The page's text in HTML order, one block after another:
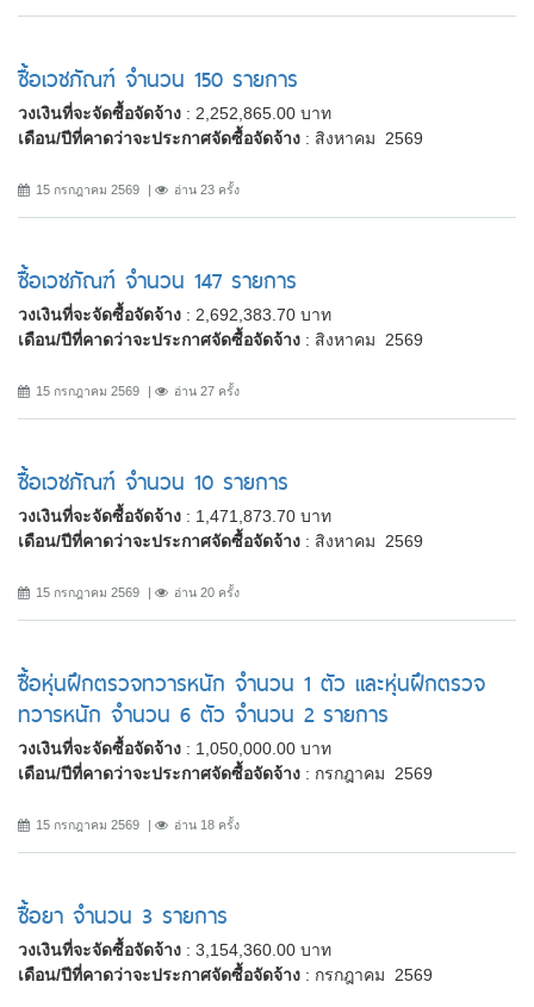
ซื้อเวชภัณฑ์ จำนวน 150 รายการ
วงเงินที่จะจัดซื้อจัดจ้าง : 2,252,865.00 บาท
เดือน/ปีที่คาดว่าจะประกาศจัดซื้อจัดจ้าง : สิงหาคม 2569
15 กรกฎาคม 2569 อ่าน 23 ครั้ง
ซื้อเวชภัณฑ์ จำนวน 147 รายการ
วงเงินที่จะจัดซื้อจัดจ้าง : 2,692,383.70 บาท
เดือน/ปีที่คาดว่าจะประกาศจัดซื้อจัดจ้าง : สิงหาคม 2569
15 กรกฎาคม 2569 อ่าน 27 ครั้ง
ซื้อเวชภัณฑ์ จำนวน 10 รายการ
วงเงินที่จะจัดซื้อจัดจ้าง : 1,471,873.70 บาท
เดือน/ปีที่คาดว่าจะประกาศจัดซื้อจัดจ้าง : สิงหาคม 2569
15 กรกฎาคม 2569 อ่าน 20 ครั้ง
ซื้อหุ่นฝึกตรวจทวารหนัก จำนวน 1 ตัว และหุ่นฝึกตรวจ
ทวารหนัก จำนวน 6 ตัว จำนวน 2 รายการ
วงเงินที่จะจัดซื้อจัดจ้าง : 1,050,000.00 บาท
เดือน/ปีที่คาดว่าจะประกาศจัดซื้อจัดจ้าง : กรกฎาคม 2569
15 กรกฎาคม 2569 อ่าน 18 ครั้ง
ซื้อยา จำนวน 3 รายการ
วงเงินที่จะจัดซื้อจัดจ้าง : 3,154,360.00 บาท
เดือน/ปีที่คาดว่าจะประกาศจัดซื้อจัดจ้าง : กรกฎาคม 2569